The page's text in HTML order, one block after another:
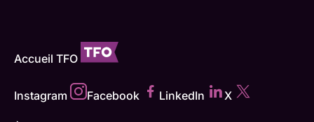
Accueil TFO
Instagram Facebook LinkedIn X